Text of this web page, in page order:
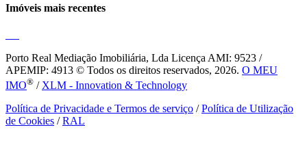
Imóveis mais recentes
Porto Real Mediação Imobiliária, Lda Licença AMI: 9523 /
APEMIP: 4913 © Todos os direitos reservados, 2026. O MEU
IMO® / XLM - Innovation & Technology
Política de Privacidade e Termos de serviço /Política de Utilização
de Cookies /RAL